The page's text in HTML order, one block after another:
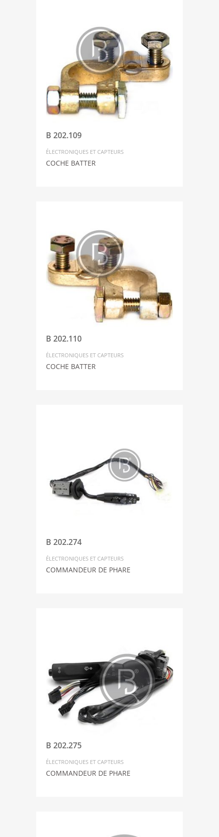
B 202.109
ÉLECTRONIQUES ET CAPTEURS
COCHE BATTER
B 202.110
ÉLECTRONIQUES ET CAPTEURS
COCHE BATTER
B 202.274
ÉLECTRONIQUES ET CAPTEURS
COMMANDEUR DE PHARE
B 202.275
ÉLECTRONIQUES ET CAPTEURS
COMMANDEUR DE PHARE